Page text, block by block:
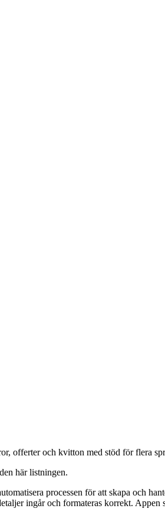
offerter och kvitton med stöd för flera
här listningen.
processen för att skapa och
ingår och formateras korrekt.